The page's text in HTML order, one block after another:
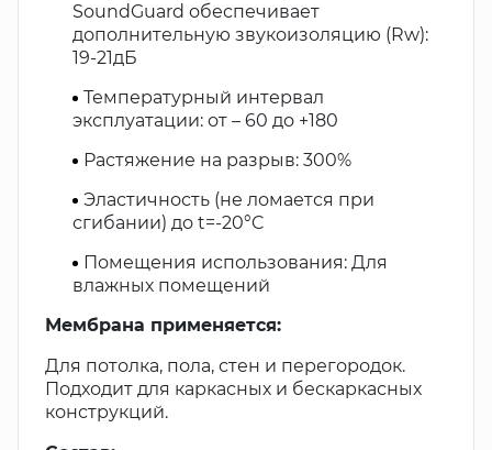
SoundGuard обеспечивает
дополнительную звукоизоляцию (Rw):
19-21дБ
Температурный интервал
эксплуатации: от – 60 до +180
Растяжение на разрыв: 300%
Эластичность (не ломается при
сгибании) до t=-20°C
Помещения использования: Для
влажных помещений
Мембрана применяется:
Для потолка, пола, стен и перегородок.
Подходит для каркасных и бескаркасных
конструкций.